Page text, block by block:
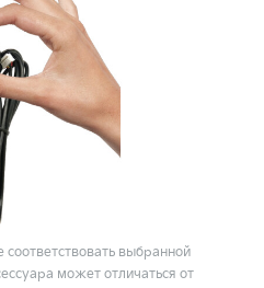
выбранной
может отличаться от